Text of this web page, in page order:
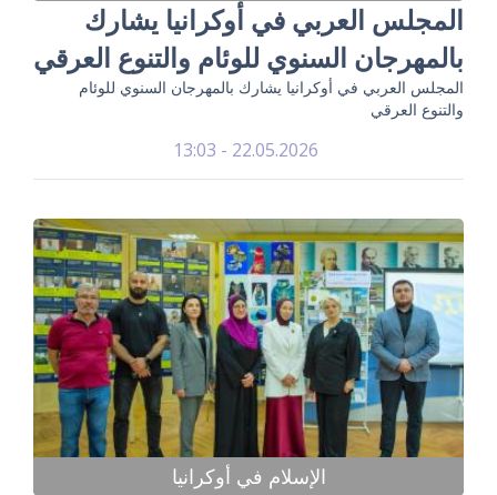
المجلس العربي في أوكرانيا يشارك
بالمهرجان السنوي للوئام والتنوع العرقي
المجلس العربي في أوكرانيا يشارك بالمهرجان السنوي للوئام
والتنوع العرقي
22.05.2026 - 13:03
الإسلام في أوكرانيا